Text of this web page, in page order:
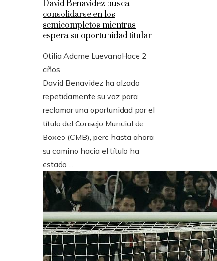
David Benavidez busca
consolidarse en los
semicompletos mientras
espera su oportunidad titular
Otilia Adame LuevanoHace 2
años
David Benavidez ha alzado
repetidamente su voz para
reclamar una oportunidad por el
título del Consejo Mundial de
Boxeo (CMB), pero hasta ahora
su camino hacia el título ha
estado ...